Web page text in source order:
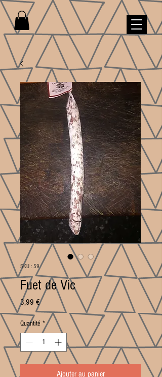
SKU : 59
Fuet de Vic
3,99 €Prix
Quantité *
Ajouter au panier